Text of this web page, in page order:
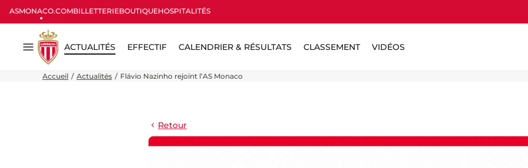
ASMONACO.COMBILLETTERIEBOUTIQUEHOSPITALITÉS
Menu
ACTUALITÉS EFFECTIF CALENDRIER & RÉSULTATS CLASSEMENT VIDÉOS
Accueil Actualités Flávio Nazinho rejoint l’AS Monaco
Retour